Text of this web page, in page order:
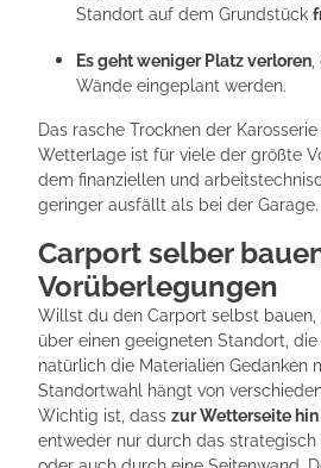
Standort auf dem Grundstück
Es geht weniger Platz verloren
Wände eingeplant werden.
Das rasche Trocknen der
Wetterlage ist für viele der größte
dem finanziellen und
geringer ausfällt als bei der Garage.
Carport selber
Vorüberlegungen
Willst du den Carport selbst
über einen geeigneten Standort,
natürlich die Materialien Gedanken
Standortwahl hängt von
Wichtig ist, dass zur Wetterseite
entweder nur durch das